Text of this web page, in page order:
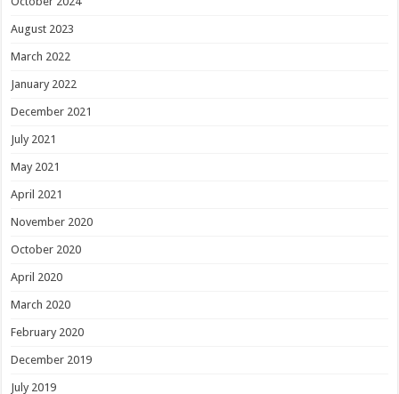
August 2023
March 2022
January 2022
December 2021
July 2021
May 2021
April 2021
November 2020
October 2020
April 2020
March 2020
February 2020
December 2019
July 2019